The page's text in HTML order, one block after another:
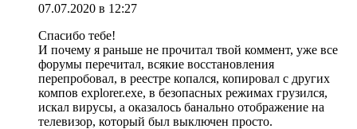
07.07.2020 в 12:27
Спасибо тебе!
И почему я раньше не прочитал твой коммент, уже все
форумы перечитал, всякие восстановления
перепробовал, в реестре копался, копировал с других
компов explorer.exe, в безопасных режимах грузился,
искал вирусы, а оказалось банально отображение на
телевизор, который был выключен просто.